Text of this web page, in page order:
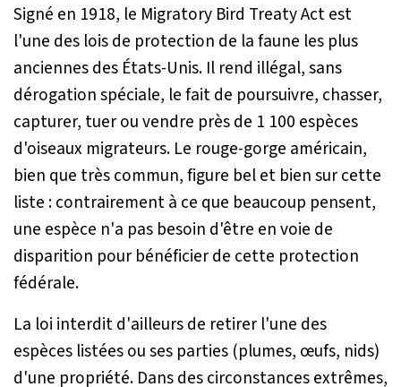
Signé en 1918, le Migratory Bird Treaty Actest
l'une des lois de protection de la faune les plus
anciennes des États-Unis. Il rend illégal, sans
dérogation spéciale, le fait de poursuivre, chasser,
capturer, tuer ou vendre près de 1 100 espèces
d'oiseaux migrateurs. Le rouge-gorge américain,
bien que très commun, figure bel et bien sur cette
liste : contrairement à ce que beaucoup pensent,
une espèce n'a pas besoin d'être en voie de
disparition pour bénéficier de cette protection
fédérale.
La loi interdit d'ailleurs de retirer l'une des
espèces listées ou ses parties (plumes, œufs, nids)
d'une propriété. Dans des circonstances extrêmes,